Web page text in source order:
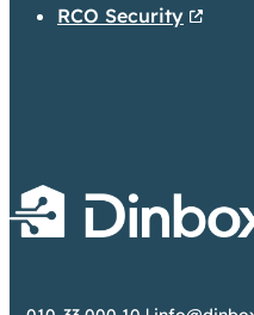
RCO Security